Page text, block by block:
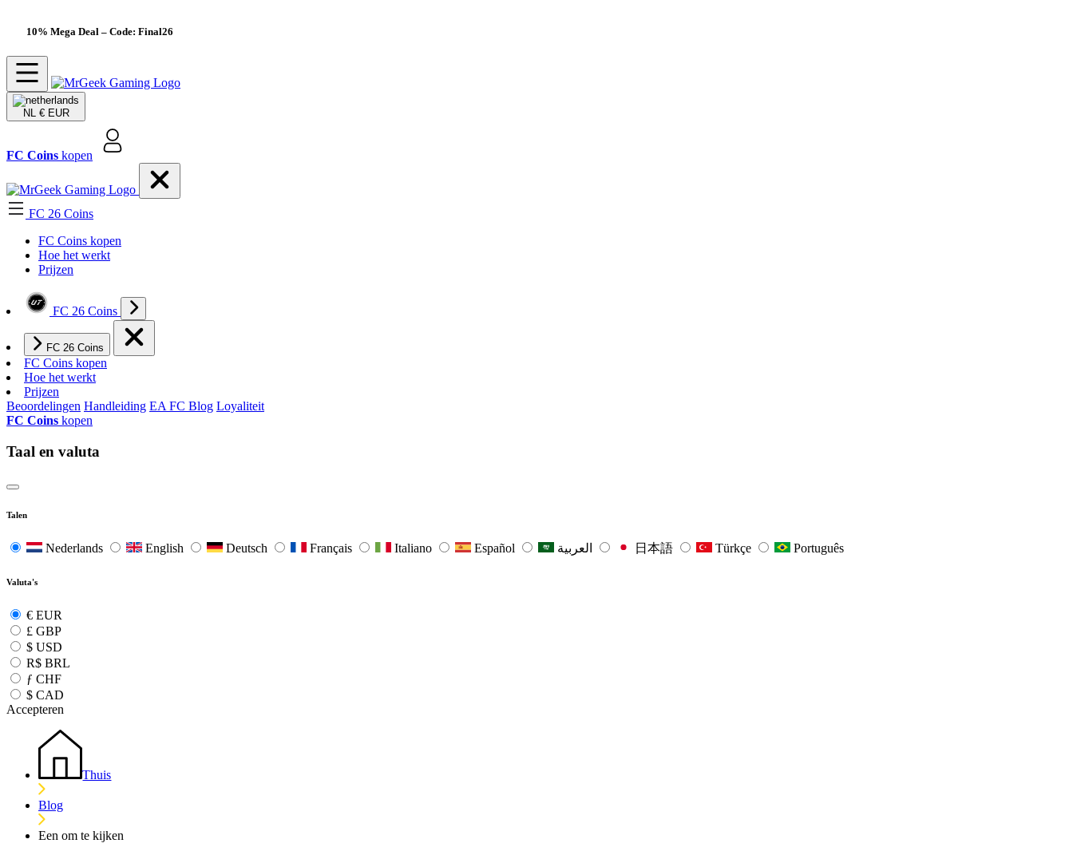
10% Mega Deal – Code: Final26
NL € EUR
FC Coins kopen
FC 26 Coins
FC Coins kopen
Hoe het werkt
Prijzen
FC 26 Coins
FC 26 Coins
FC Coins kopen
Hoe het werkt
Prijzen
Beoordelingen Handleiding EA FC Blog Loyaliteit
FC Coins kopen
Taal en valuta
Talen
Nederlands English Deutsch Français Italiano Español 日本語 Türkçe Português
Valuta's
€ EUR
£ GBP
$ USD
R$ BRL
ƒ CHF
$ CAD
Accepteren
Thuis
Blog
Een om te kijken